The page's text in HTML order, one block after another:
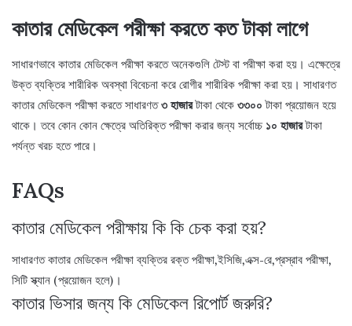
কাতার মেডিকেল পরীক্ষা করতে কত টাকা লাগে
সাধারণভাবে কাতার মেডিকেল পরীক্ষা করতে অনেকগুলি টেস্ট বা পরীক্ষা করা হয়। এক্ষেত্রে
উক্ত ব্যক্তির শারীরিক অবস্থা বিবেচনা করে রোগীর শারীরিক পরীক্ষা করা হয়। সাধারণত
কাতার মেডিকেল পরীক্ষা করতে সাধারণত৩ হাজারটাকা থেকে ৩৩০০ টাকা প্রয়োজন হয়ে
থাকে। তবে কোন কোন ক্ষেত্রে অতিরিক্ত পরীক্ষা করার জন্য সর্বোচ্চ ১০ হাজারটাকা
পর্যন্ত খরচ হতে পারে।
FAQs
কাতার মেডিকেল পরীক্ষায় কি কি চেক করা হয়?
সাধারণত কাতার মেডিকেল পরীক্ষা ব্যক্তির রক্ত পরীক্ষা,ইসিজি,এক্স-রে,প্রস্রাব পরীক্ষা,
সিটি স্ক্যান (প্রয়োজন হলে)।
কাতার ভিসার জন্য কি মেডিকেল রিপোর্ট জরুরি?